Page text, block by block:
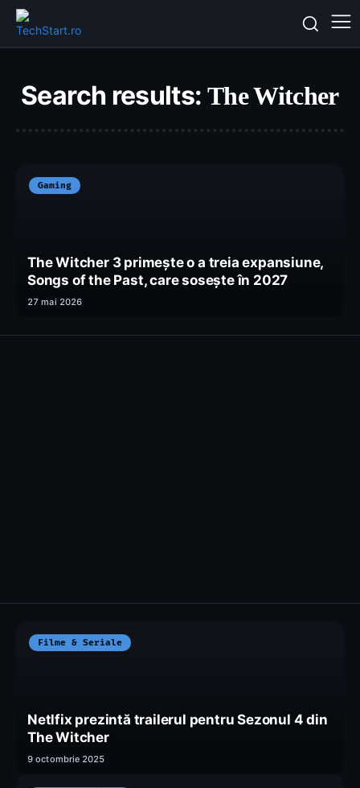
Search results: The Witcher
The Witcher 3 primește o a treia expansiune,
Songs of the Past, care sosește în 2027
Gaming
27 mai 2026
Netlfix prezintă trailerul pentru Sezonul 4 din
The Witcher
Filme & Seriale
9 octombrie 2025